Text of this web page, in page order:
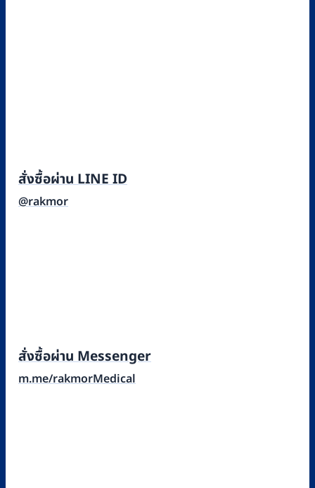
สั่งซื้อผ่าน LINE ID
@rakmor
สั่งซื้อผ่าน Messenger
m.me/rakmorMedical